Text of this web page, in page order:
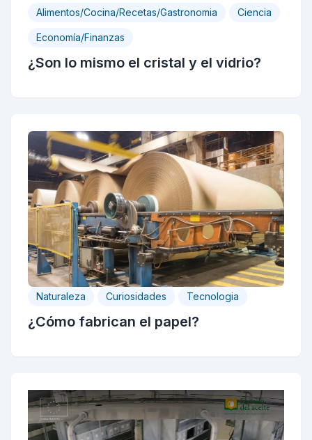
Alimentos/Cocina/Recetas/Gastronomia Ciencia
Economía/Finanzas
¿Son lo mismo el cristal y el vidrio?
Naturaleza Curiosidades Tecnologia
¿Cómo fabrican el papel?